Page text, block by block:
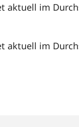
aktuell im
aktuell im